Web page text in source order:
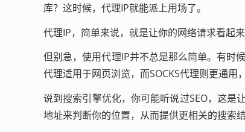
库？这时候，代理IP就能派上用场了。
代理IP，简单来说，就是让你的网络请求看起
但别急，使用代理IP并不总是那么简单。有时
代理适用于网页浏览，而SOCKS代理则更通用
说到搜索引擎优化，你可能听说过SEO，这是
地址来判断你的位置，从而提供更相关的搜索